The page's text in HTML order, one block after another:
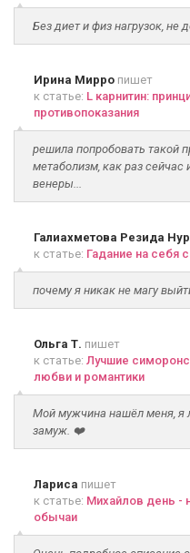
Без диет и физ нагрузок, не
Ирина Мирро пишет
к статье: L карнитин:
противопоказания
решила попробовать такой
метаболизм, как раз
венеры...
Галиахметова Резида
к статье: Гадание на себя
почему я никак не магу
Ольга Т. пишет
к статье: Лучшие
любви и романтики
Мой мужчина нашёл меня,
замуж. ❤️
Лариса пишет
к статье: Михайлов день -
обычаи